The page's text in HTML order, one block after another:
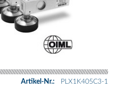
Artikel-Nr.: PLX1K405C3-1